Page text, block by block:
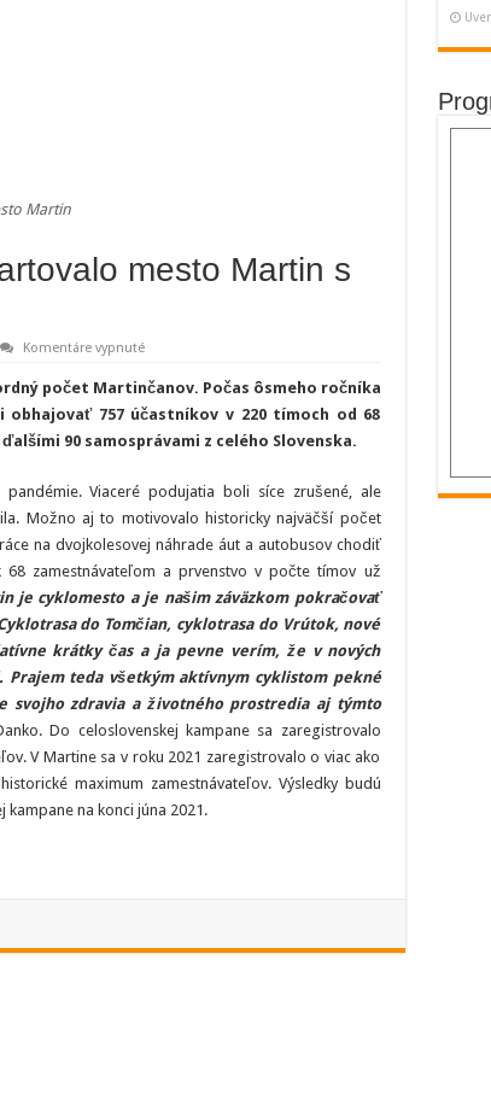
Martin
mesto Martin s
Komentáre vypnuténa
práce
na
bicykli
odštartovalo
mesto
rekordom
počet Martinčanov. Počas ôsmeho ročníka
757 účastníkov v 220 tímoch od 68
90 samosprávami z celého Slovenska.
Viaceré podujatia boli síce zrušené, ale
Možno aj to motivovalo historicky najväčší počet
na dvojkolesovej náhrade áut a autobusov chodiť
zamestnávateľom a prvenstvo v počte tímov už
je cyklomesto a je našim záväzkom pokračovať
do Tomčian, cyklotrasa do Vrútok, nové
krátky čas a ja pevne verím, že v nových
teda všetkým aktívnym cyklistom pekné
svojho zdravia a životného prostredia aj týmto
Do celoslovenskej kampane sa zaregistrovalo
V Martine sa v roku 2021 zaregistrovalo o viac ako
maximum zamestnávateľov. Výsledky budú
na konci júna 2021.